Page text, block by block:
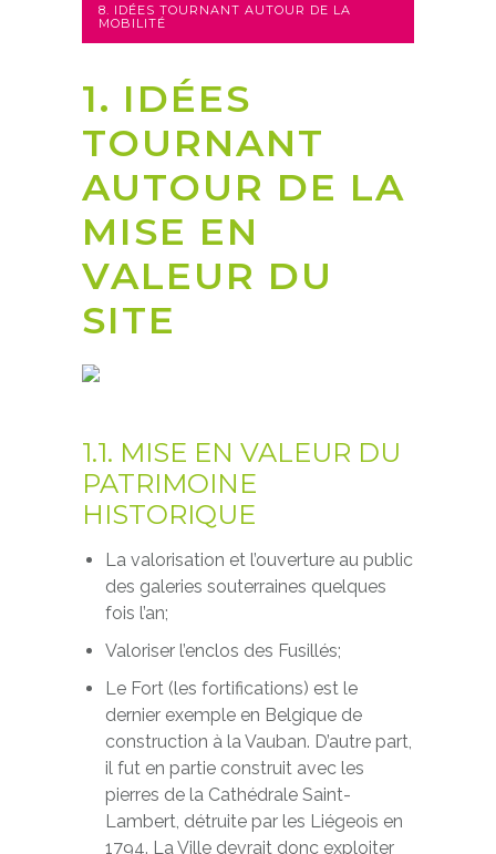
8. IDÉES TOURNANT AUTOUR DE LA
MOBILITÉ
1. IDÉES
TOURNANT
AUTOUR DE LA
MISE EN
VALEUR DU
SITE
1.1. MISE EN VALEUR DU
PATRIMOINE
HISTORIQUE
La valorisation et l’ouverture au public
des galeries souterraines quelques
fois l’an;
Valoriser l’enclos des Fusillés;
Le Fort (les fortifications) est le
dernier exemple en Belgique de
construction à la Vauban. D’autre part,
il fut en partie construit avec les
pierres de la Cathédrale Saint-
Lambert, détruite par les Liégeois en
1794. La Ville devrait donc exploiter